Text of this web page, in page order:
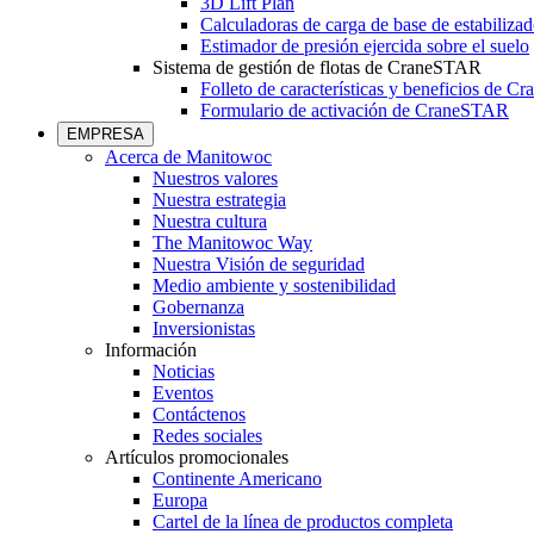
Calculadoras de carga de base de
Estimador de presión ejercida sobre el suelo
Sistema de gestión de flotas de CraneSTAR
Folleto de características y beneficios de
Formulario de activación de CraneSTAR
EMPRESA
Acerca de Manitowoc
Nuestros valores
Nuestra estrategia
Nuestra cultura
The Manitowoc Way
Nuestra Visión de seguridad
Medio ambiente y sostenibilidad
Gobernanza
Inversionistas
Información
Noticias
Eventos
Contáctenos
Redes sociales
Artículos promocionales
Continente Americano
Europa
Cartel de la línea de productos completa